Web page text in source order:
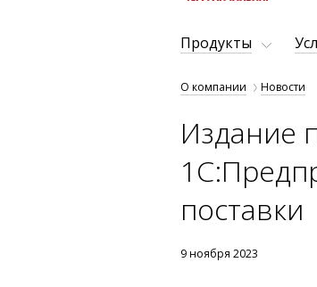
Продукты
О компании Новости
Издание
поставки
9 ноября 2023